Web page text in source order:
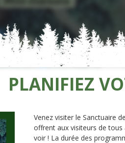
PLANIFIEZ
Venez visiter le Sanctuaire
offrent aux visiteurs de
voir ! La durée des